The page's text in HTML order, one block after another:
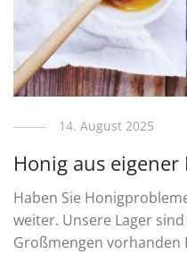
14. August 2025
Honig aus eigener
Haben Sie
weiter. Unsere Lager
Großmengen vorhanden